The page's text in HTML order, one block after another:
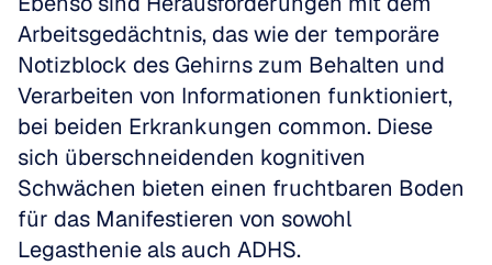
Arbeitsgedächtnis, das wie der temporäre
Notizblock des Gehirns zum Behalten und
Verarbeiten von Informationen funktioniert,
bei beiden Erkrankungen common. Diese
sich überschneidenden kognitiven
Schwächen bieten einen fruchtbaren Boden
für das Manifestieren von sowohl
Legasthenie als auch ADHS.